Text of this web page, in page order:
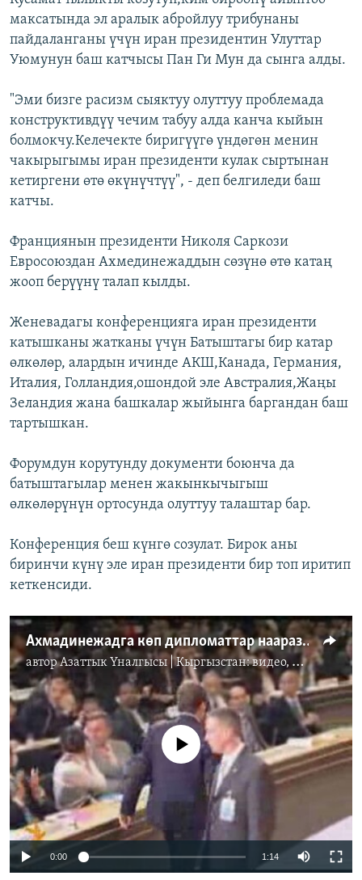
максатында эл аралык абройлуу трибунаны
пайдаланганы үчүн иран президентин Улуттар
Уюмунун баш катчысы Пан Ги Мун да сынга алды.
"Эми бизге расизм сыяктуу олуттуу проблемада
конструктивдүү чечим табуу алда канча кыйын
болмокчу.Келечекте биригүүгө үндөгөн менин
чакырыгымы иран президенти кулак сыртынан
кетиргени өтө өкүнүчтүү", - деп белгиледи баш
катчы.
Франциянын президенти Николя Саркози
Евросоюздан Ахмединежаддын сөзүнө өтө катаң
жооп берүүнү талап кылды.
Женевадагы конференцияга иран президенти
катышканы жатканы үчүн Батыштагы бир катар
өлкөлөр, алардын ичинде АКШ,Канада, Германия,
Италия, Голландия,ошондой эле Австралия,Жаңы
Зеландия жана башкалар жыйынга баргандан баш
тартышкан.
Форумдун корутунду документи боюнча да
батыштагылар менен жакынкычыгыш
өлкөлөрүнүн ортосунда олуттуу талаштар бар.
Конференция беш күнгө созулат. Бирок аны
биринчи күнү эле иран президенти бир топ иритип
кеткенсиди.
Ахмадинежадга көп дипломаттар нааразы
авторАзаттык Үналгысы | Кыргызстан: видео, фото, кабарлар
No media source currently available
0:00 1:14